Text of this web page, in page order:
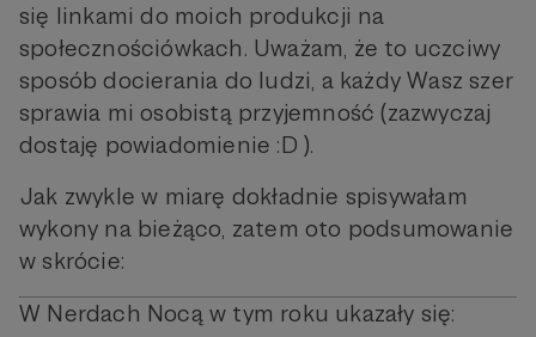
się linkami do moich produkcji na
społecznościówkach. Uważam, że to uczciwy
sposób docierania do ludzi, a każdy Wasz szer
sprawia mi osobistą przyjemność (zazwyczaj
dostaję powiadomienie :D ).
Jak zwykle w miarę dokładnie spisywałam
wykony na bieżąco, zatem oto podsumowanie
w skrócie:
W Nerdach Nocą w tym roku ukazały się: